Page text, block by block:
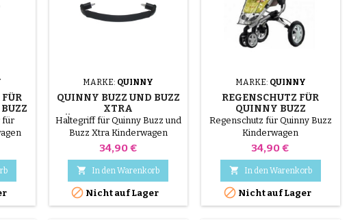
für
MARKE: QUINNY
QUINNY BUZZ UND BUZZ
XTRA
HÄNGEMATTENSTANGE
Haltegriff für Quinny Buzz und
Buzz Xtra Kinderwagen
Preis
34,90 €
 In den Warenkorb
 Nicht auf Lager
MARKE: QUINNY
REGENSCHUTZ FÜR
QUINNY BUZZ
KINDERWAGEN
Regenschutz für Quinny Buzz
Kinderwagen
Preis
34,90 €
 In den Warenkorb
 Nicht auf Lager